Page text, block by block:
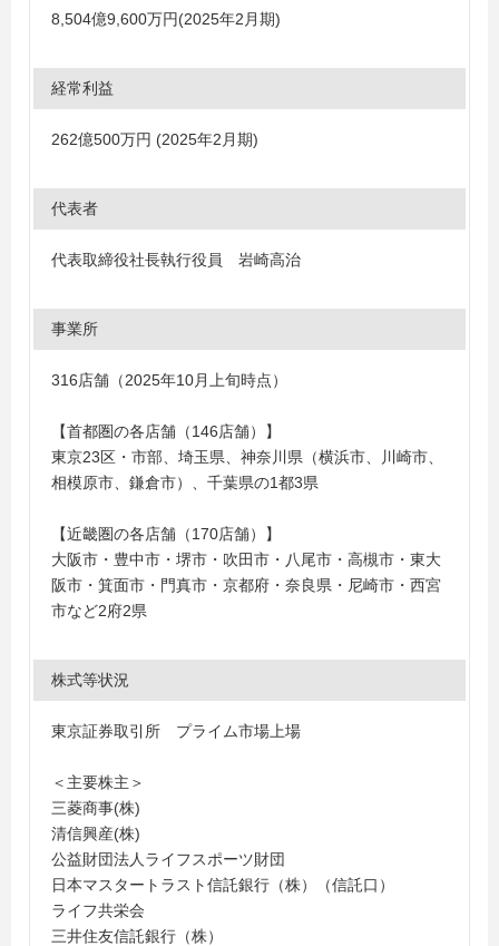
8,504億9,600万円(2025年2月期)
経常利益
262億500万円 (2025年2月期)
代表者
代表取締役社長執行役員 岩崎高治
事業所
316店舗（2025年10月上旬時点）
【首都圏の各店舗（146店舗）】
東京23区・市部、埼玉県、神奈川県（横浜市、川崎市、
相模原市、鎌倉市）、千葉県の1都3県
【近畿圏の各店舗（170店舗）】
大阪市・豊中市・堺市・吹田市・八尾市・高槻市・東大
阪市・箕面市・門真市・京都府・奈良県・尼崎市・西宮
市など2府2県
株式等状況
東京証券取引所 プライム市場上場
＜主要株主＞
三菱商事(株)
清信興産(株)
公益財団法人ライフスポーツ財団
日本マスタートラスト信託銀行（株）（信託口）
ライフ共栄会
三井住友信託銀行（株）